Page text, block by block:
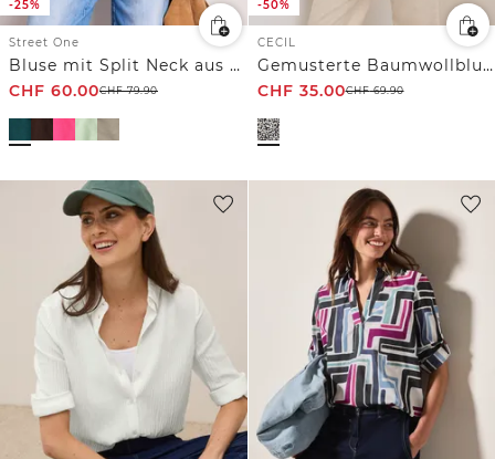
-25%
Street One
Bluse mit Split Neck aus Leinenmix
CHF 60.00CHF79.90
-50%
CECIL
Gemusterte Baumwollbluse
CHF 35.00CHF69.90